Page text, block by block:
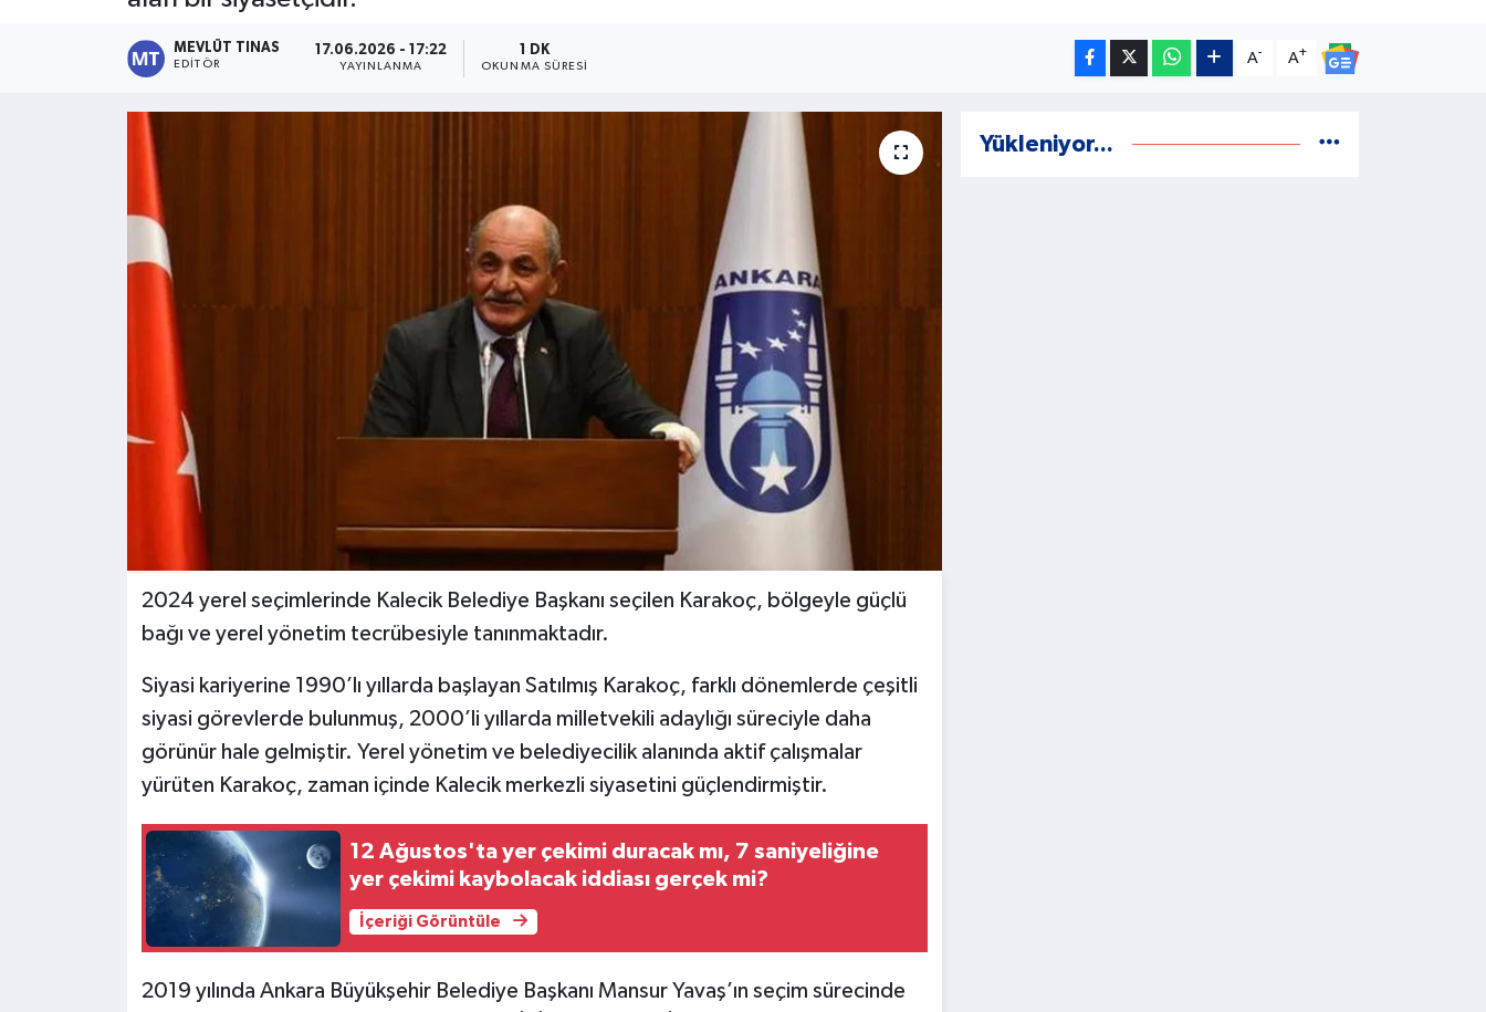
MEVLÜT TINAS
EDITÖR
17.06.2026 - 17:22
YAYINLANMA
1 DK
OKUNMA SÜRESI
A- A+
2024 yerel seçimlerinde Kalecik Belediye Başkanı seçilen Karakoç, bölgeyle güçlü
bağı ve yerel yönetim tecrübesiyle tanınmaktadır.
Siyasi kariyerine 1990’lı yıllarda başlayan Satılmış Karakoç, farklı dönemlerde çeşitli
siyasi görevlerde bulunmuş, 2000’li yıllarda milletvekili adaylığı süreciyle daha
görünür hale gelmiştir. Yerel yönetim ve belediyecilik alanında aktif çalışmalar
yürüten Karakoç, zaman içinde Kalecik merkezli siyasetini güçlendirmiştir.
12 Ağustos'ta yer çekimi duracak mı, 7 saniyeliğine
yer çekimi kaybolacak iddiası gerçek mi?
İçeriği Görüntüle
2019 yılında Ankara Büyükşehir Belediye Başkanı Mansur Yavaş’ın seçim sürecinde
Yükleniyor...
Kültür - Sanat